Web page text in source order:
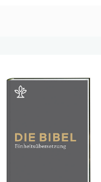
Mit der
wird
Raum genutzt und
Fragen zur
Katholisches